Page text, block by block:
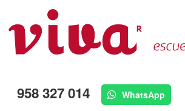
958 327 014 WhatsApp